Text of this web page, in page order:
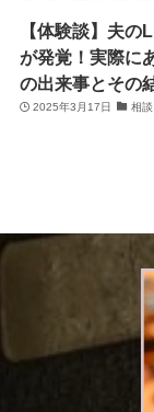
【体験談】夫の
が発覚！実際に
の出来事とその
2025年3月17日 相談